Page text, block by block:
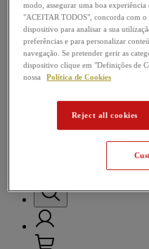
Nossas cervejas
Passatempos
Música
modo, assegurar uma boa
"ACEITAR TODOS", concorda com o
dispositivo para analisar a sua
preferências e para personalizar
navegação. Se pretender gerir as
dispositivo clique em "Definições de
nossa
Política de Cookies
Reject all cookies